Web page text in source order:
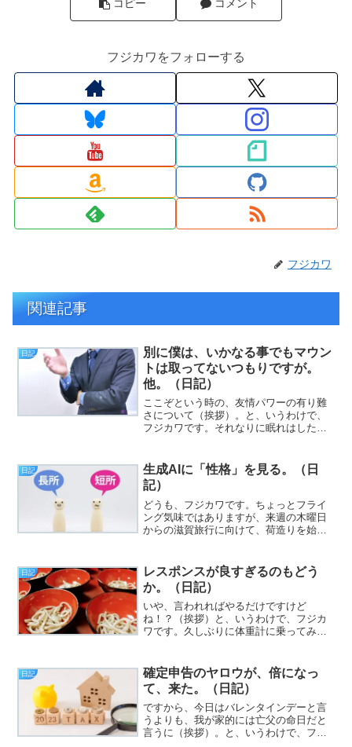
コピー コメント
フジカワをフォローする
フジカワ
関連記事
日記
別に僕は、いかなる事でもマウン
トは取ってないつもりですが。
他。（日記）
ここぞという時の、友情パワーの有り難
さについて（挨拶）。と、いうわけで、
フジカワです。それなりに眠れはしたん
うか。さて、タイトルの話なんですが、
そのままです。ここのとこ...
日記
生成AIに「性格」を見る。（日
記）
どうも、フジカワです。ちょっとフライ
ング気味ではありますが、来週の木曜日
からの滋賀旅行に向けて、荷造りを始め
旅行当日は雨の様子です。今日のエント
リは、「AIの性格？」と...
日記
レスポンスが良すぎるのもどう
か。（日記）
いや、言われればやるだけですけど
ね！？（挨拶）と、いうわけで、フジカ
ワです。久しぶりに体重計に乗ってみた
ごしでしょうか。今日のエントリは、
「わんこそば！」とかいった話で...
日記
確定申告のヤロウが、倍になっ
て、来た。（日記）
ですから、今日はバレンタインデーと言
うよりも、我が家的には亡父の命日だと
言うに（挨拶）。と、いうわけで、フジ